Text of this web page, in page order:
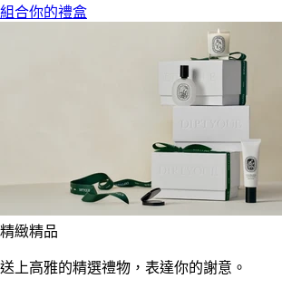
組合你的禮盒
精緻精品
送上高雅的精選禮物，表達你的謝意。